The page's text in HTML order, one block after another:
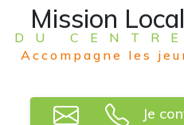
Mission
DU
Accompagne les
Je